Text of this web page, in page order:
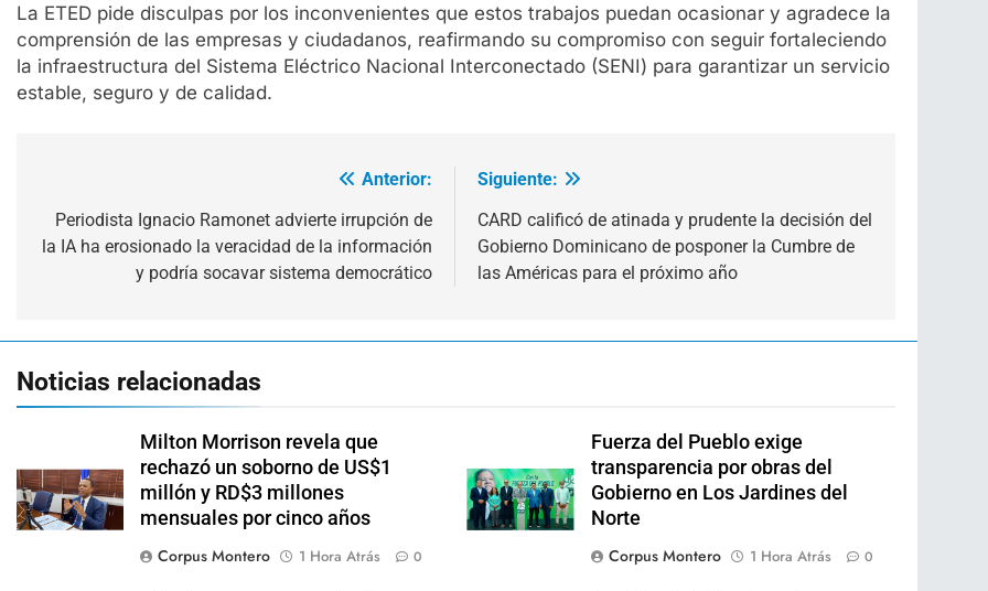
La ETED pide disculpas por los inconvenientes que estos trabajos puedan ocasionar y agradece la
comprensión de las empresas y ciudadanos, reafirmando su compromiso con seguir fortaleciendo
la infraestructura del Sistema Eléctrico Nacional Interconectado (SENI) para garantizar un servicio
estable, seguro y de calidad.
de
entradas
Anterior:
Periodista Ignacio Ramonet advierte irrupción de
la IA ha erosionado la veracidad de la información
y podría socavar sistema democrático
Siguiente:
CARD calificó de atinada y prudente la decisión del
Gobierno Dominicano de posponer la Cumbre de
las Américas para el próximo año
Noticias relacionadas
Milton Morrison revela que
rechazó un soborno de US$1
millón y RD$3 millones
mensuales por cinco años
Corpus Montero
1 Hora Atrás 0
Fuerza del Pueblo exige
transparencia por obras del
Gobierno en Los Jardines del
Norte
Corpus Montero
1 Hora Atrás 0